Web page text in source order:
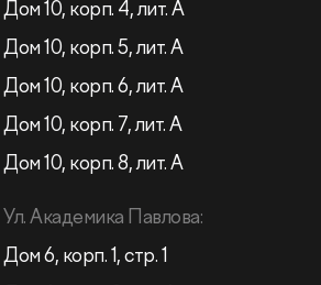
Дом 10, корп. 4, лит. А
Дом 10, корп. 5, лит. А
Дом 10, корп. 6, лит. А
Дом 10, корп. 7, лит. А
Дом 10, корп. 8, лит. А
Ул. Академика Павлова:
Дом 6, корп. 1, стр. 1